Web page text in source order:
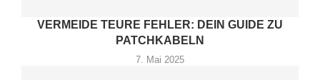
VERMEIDE TEURE FEHLER: DEIN GUIDE ZU
PATCHKABELN
7. Mai 2025